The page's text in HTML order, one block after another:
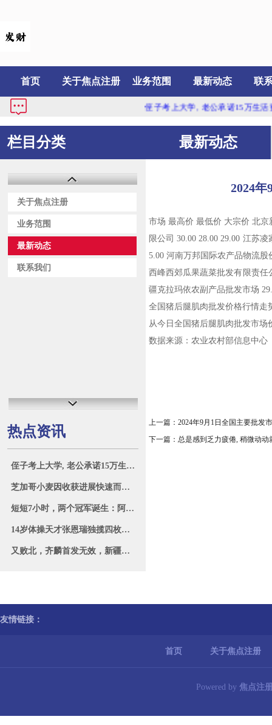
首页 关于焦点注册 业务范围 最新动态 联
侄子考上大学, 老公承诺15万生活
栏目分类
关于焦点注册
业务范围
最新动态
联系我们
热点资讯
侄子考上大学, 老公承诺15万生活费他全包, 我提出离婚: 自己管
芝加哥小麦因收获进展快速而下跌 3%，玉米和大豆亦下跌
短短7小时，两个冠军诞生：阿根廷卫冕美洲杯，西班牙再夺欧洲杯
14岁体操天才张恩瑞独揽四枚金牌，广西再现李宁般辉煌
又败北，齐麟首发无效，新疆负湖北，全运会0胜6负_进攻_防守_比赛
最新动态
2024
市场 最高价 最低价 大宗价 北京
限公司 30.00 28.00 29.00 江苏
5.00 河南万邦国际农产品物流股
西峰西郊瓜果蔬菜批发有限责任
疆克拉玛依农副产品批发市场
全国猪后腿肌肉批发价格行情走
从今日全国猪后腿肌肉批发市场
数据来源：农业农村部信息中心
上一篇： 2024年9月1日全国主要批发
下一篇： 总是感到乏力疲倦, 稍微动动
友情链接：
首页 关于焦点注册
Powered by 焦点注